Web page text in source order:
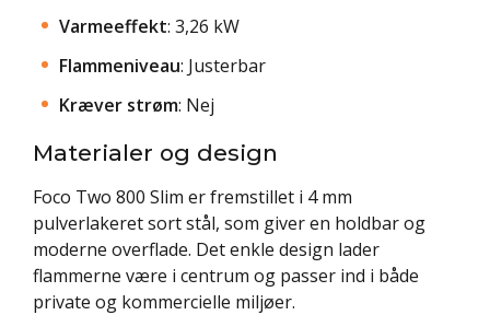
Varmeeffekt: 3,26 kW
Flammeniveau: Justerbar
Kræver strøm: Nej
Materialer og design
Foco Two 800 Slim er fremstillet i 4 mm
pulverlakeret sort stål, som giver en holdbar og
moderne overflade. Det enkle design lader
flammerne være i centrum og passer ind i både
private og kommercielle miljøer.